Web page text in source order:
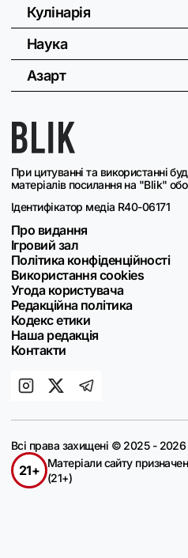
При цитуванні та використанні
матеріалів посилання на "Blik"
Ідентифікатор медіа R40-06171
Про видання
Ігровий зал
Політика конфіденційності
Використання cookies
Угода користувача
Редакційна політика
Кодекс етики
Наша редакція
Контакти
Кулінарія
Наука
Азарт
Всі права захищені © 2025 -
21+
Матеріали сайту
(21+)